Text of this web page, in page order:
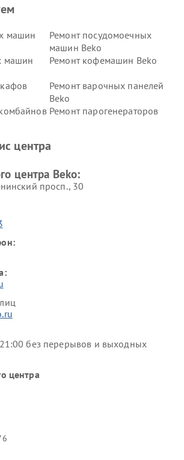
машин
Ремонт посудомоечных
машин Beko
машин
Ремонт кофемашин Beko
Ремонт варочных панелей
Beko
Ремонт парогенераторов
Beko Ремонт морозильных камер
центра
центра Beko:
просп., 30
без перерывов и выходных
центра